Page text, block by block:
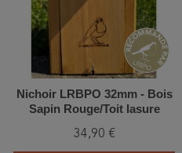
Nichoir LRBPO 32mm - Bois
Sapin Rouge/Toit lasure
34,90 €